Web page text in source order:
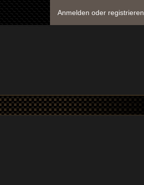
Anmelden oder registrieren